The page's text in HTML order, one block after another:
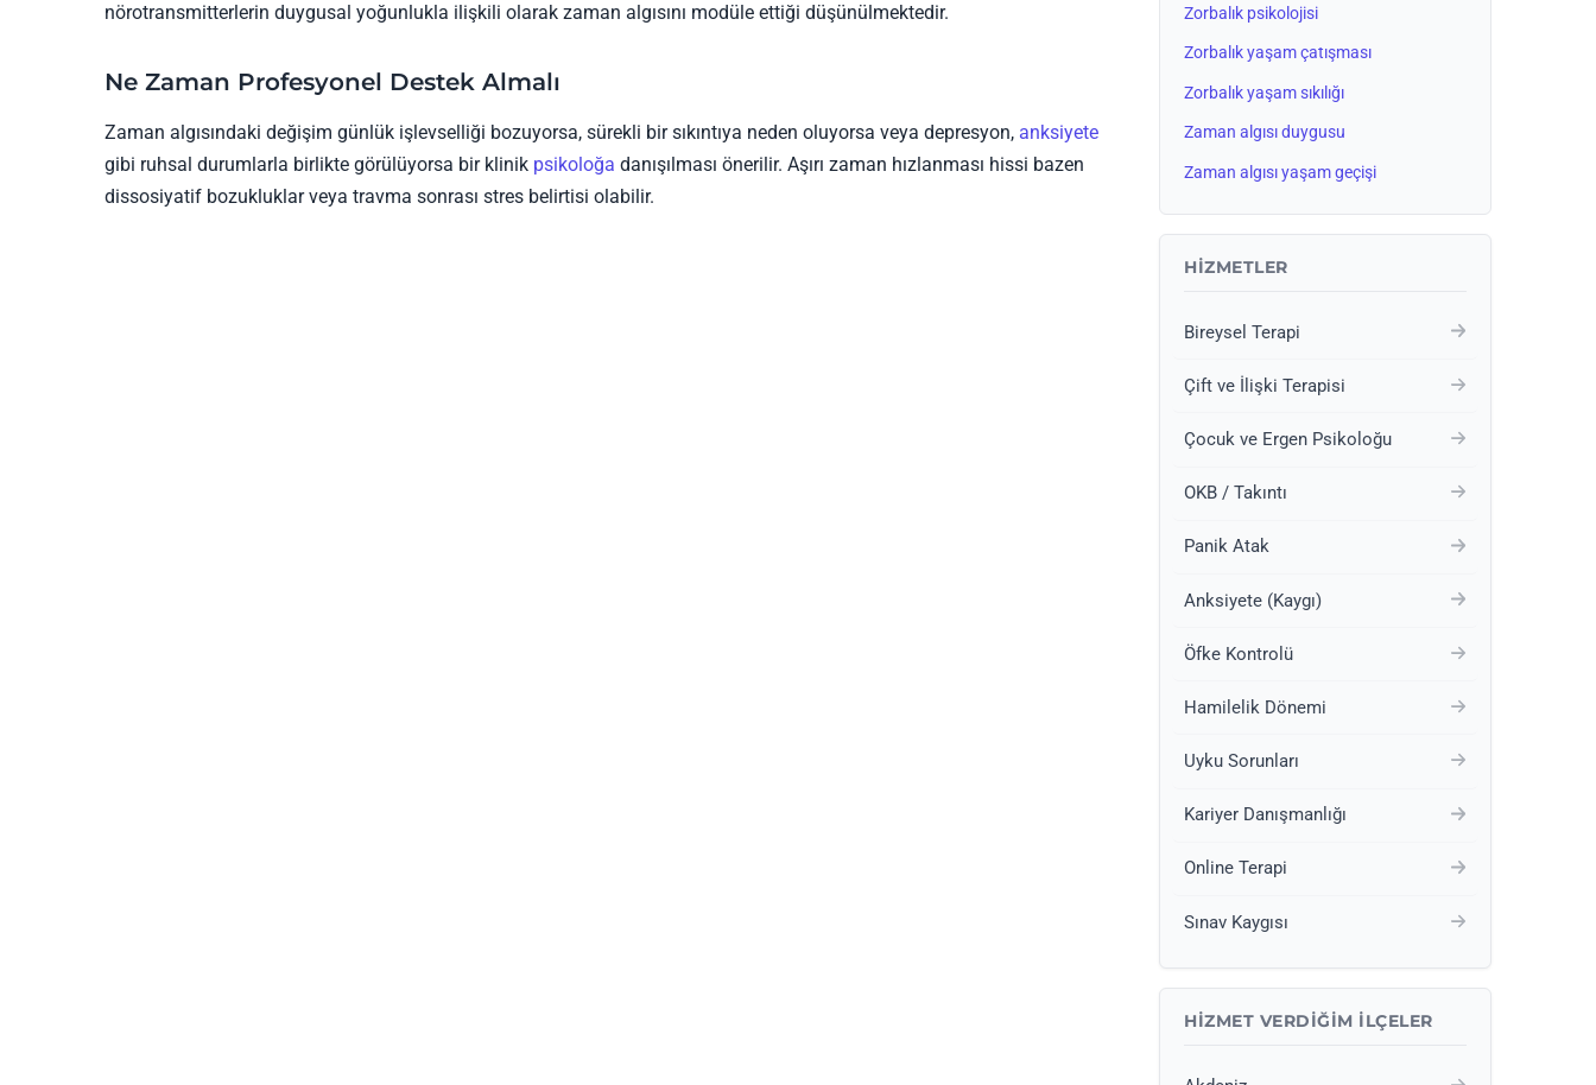
nörotransmitterlerin duygusal yoğunlukla ilişkili olarak zaman algısını modüle ettiği düşünülmektedir.
Ne Zaman Profesyonel Destek Almalı
Zaman algısındaki değişim günlük işlevselliği bozuyorsa, sürekli bir sıkıntıya neden oluyorsa veya depresyon, anksiyete
gibi ruhsal durumlarla birlikte görülüyorsa bir klinik psikoloğa danışılması önerilir. Aşırı zaman hızlanması hissi bazen
dissosiyatif bozukluklar veya travma sonrası stres belirtisi olabilir.
Zorbalık psikolojisi
Zorbalık yaşam çatışması
Zorbalık yaşam sıkılığı
Zaman algısı duygusu
Zaman algısı yaşam geçişi
HIZMETLER
Bireysel Terapi
Çift ve İlişki Terapisi
Çocuk ve Ergen Psikoloğu
OKB / Takıntı
Panik Atak
Anksiyete (Kaygı)
Öfke Kontrolü
Hamilelik Dönemi
Uyku Sorunları
Kariyer Danışmanlığı
Online Terapi
Sınav Kaygısı
HIZMET VERDIĞIM İLÇELER